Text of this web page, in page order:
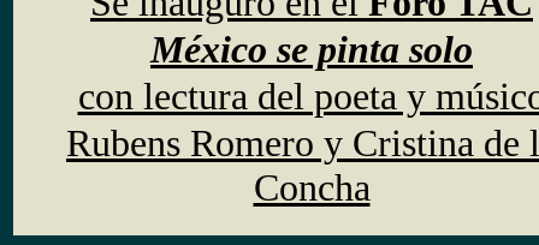
México se pinta solo
con lectura del poeta y
Rubens Romero y Cristina de
Concha